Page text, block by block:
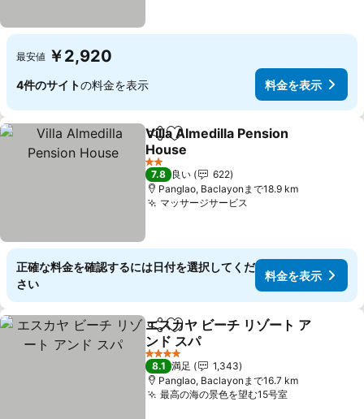
最安値 ￥2,920
4件のサイトの料金を表示 料金を表示
シェアお気に入りに追加
Villa Almedilla Pension
House
2 ホテルのランク
7.8 良い
622
Panglao, Baclayonまで18.9 km
マッサージサービス
正確な料金を確認するには日付を選択してくだ
さい
料金を表示
シェアお気に入りに追加
エスカヤ ビーチ リゾート ア
ンド スパ
4 ホテルのランク
8.1 満足
1,343
Panglao, Baclayonまで16.7 km
最高の海の景色を望む15号室